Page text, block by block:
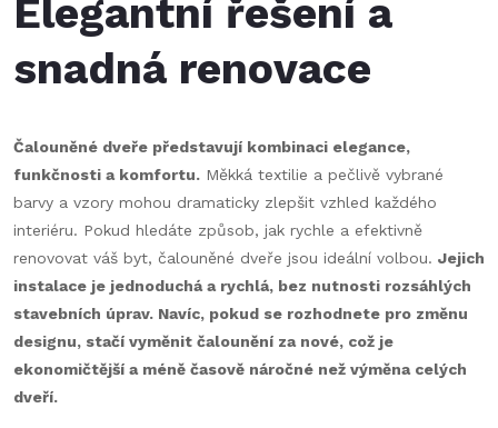
Elegantní řešení a
snadná renovace
Čalouněné dveře představují kombinaci elegance,
funkčnosti a komfortu. Měkká textilie a pečlivě vybrané
barvy a vzory mohou dramaticky zlepšit vzhled každého
interiéru. Pokud hledáte způsob, jak rychle a efektivně
renovovat váš byt, čalouněné dveře jsou ideální volbou. Jejich
instalace je jednoduchá a rychlá, bez nutnosti rozsáhlých
stavebních úprav. Navíc, pokud se rozhodnete pro změnu
designu, stačí vyměnit čalounění za nové, což je
ekonomičtější a méně časově náročné než výměna celých
dveří.